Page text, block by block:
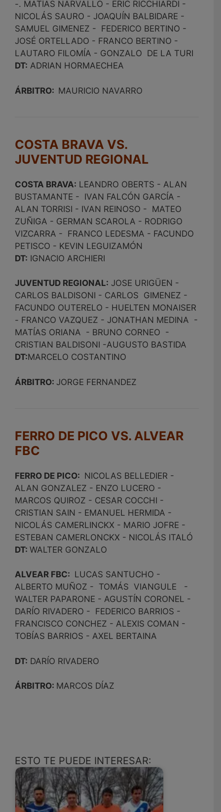
-. MATÍAS NARVALLO - ERIC RICCHIARDI -
NICOLÁS SAURO - JOAQUÍN BALBIDARE -
SAMUEL GIMENEZ - FEDERICO BERTINO -
JOSÉ ORTELLADO - FRANCO BERTINO -
LAUTARO FILOMÍA - GONZALO DE LA TURI
DT: ADRIAN HORMAECHEA
ÁRBITRO: MAURICIO NAVARRO
COSTA BRAVA VS.
JUVENTUD REGIONAL
COSTA BRAVA: LEANDRO OBERTS - ALAN
BUSTAMANTE - IVAN FALCÓN GARCÍA -
ALAN TORRISI - IVAN REINOSO - MATEO
ZUÑIGA - GERMAN SCAROLA - RODRIGO
VIZCARRA - FRANCO LEDESMA - FACUNDO
PETISCO - KEVIN LEGUIZAMÓN
DT: IGNACIO ARCHIERI
JUVENTUD REGIONAL: JOSE URIGÜEN -
CARLOS BALDISONI - CARLOS GIMENEZ -
FACUNDO OUTERELO - HUELTEN MONAISER
- FRANCO VAZQUEZ - JONATHAN MEDINA -
MATÍAS ORIANA - BRUNO CORNEO -
CRISTIAN BALDISONI -AUGUSTO BASTIDA
DT:MARCELO COSTANTINO
ÁRBITRO: JORGE FERNANDEZ
FERRO DE PICO VS. ALVEAR
FBC
FERRO DE PICO: NICOLAS BELLEDIER -
ALAN GONZALEZ - ENZO LUCERO -
MARCOS QUIROZ - CESAR COCCHI -
CRISTIAN SAIN - EMANUEL HERMIDA -
NICOLÁS CAMERLINCKX - MARIO JOFRE -
ESTEBAN CAMERLONCKX - NICOLÁS ITALÓ
DT: WALTER GONZALO
ALVEAR FBC: LUCAS SANTUCHO -
ALBERTO MUÑOZ - TOMÁS VIANGULE -
WALTER PAPARONE - AGUSTÍN CORONEL -
DARÍO RIVADERO - FEDERICO BARRIOS -
FRANCISCO CONCHEZ - ALEXIS COMAN -
TOBÍAS BARRIOS - AXEL BERTAINA
DT: DARÍO RIVADERO
ÁRBITRO: MARCOS DÍAZ
ESTO TE PUEDE INTERESAR: